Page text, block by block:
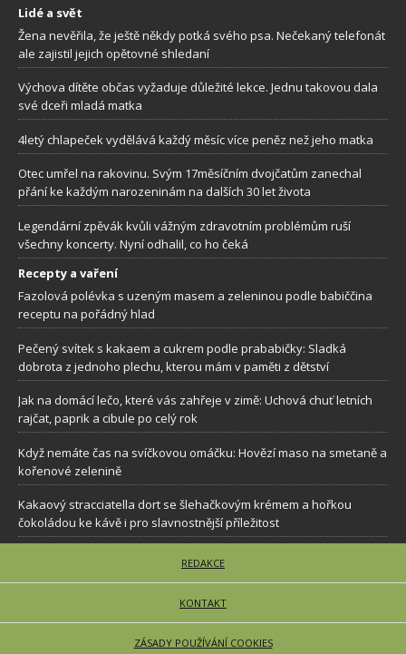
Lidé a svět
Žena nevěřila, že ještě někdy potká svého psa. Nečekaný telefonát
ale zajistil jejich opětovné shledaní
Výchova dítěte občas vyžaduje důležité lekce. Jednu takovou dala
své dceři mladá matka
4letý chlapeček vydělává každý měsíc více peněz než jeho matka
Otec umřel na rakovinu. Svým 17měsíčním dvojčatům zanechal
přání ke každým narozeninám na dalších 30 let života
Legendární zpěvák kvůli vážným zdravotním problémům ruší
všechny koncerty. Nyní odhalil, co ho čeká
Recepty a vaření
Fazolová polévka s uzeným masem a zeleninou podle babiččina
receptu na pořádný hlad
Pečený svítek s kakaem a cukrem podle prababičky: Sladká
dobrota z jednoho plechu, kterou mám v paměti z dětství
Jak na domácí lečo, které vás zahřeje v zimě: Uchová chuť letních
rajčat, paprik a cibule po celý rok
Když nemáte čas na svíčkovou omáčku: Hovězí maso na smetaně a
kořenové zelenině
Kakaový stracciatella dort se šlehačkovým krémem a hořkou
čokoládou ke kávě i pro slavnostnější příležitost
REDAKCE
KONTAKT
ZÁSADY POUŽÍVÁNÍ COOKIES